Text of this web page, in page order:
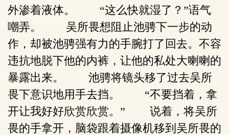
外渗着液体。 “这么快就湿了？”语气
嘲弄。 吴所畏想阻止池骋下一步的动
作，却被池骋强有力的手腕打了回去。不容
违抗地脱下他的内裤，让他的私处大喇喇的
暴露出来。 池骋将镜头移了过去吴所
畏下意识地用手去挡。 “不要挡着，拿
开让我好好欣赏欣赏。” 说着，将吴所
畏的手拿开，脑袋跟着摄像机移到吴所畏的